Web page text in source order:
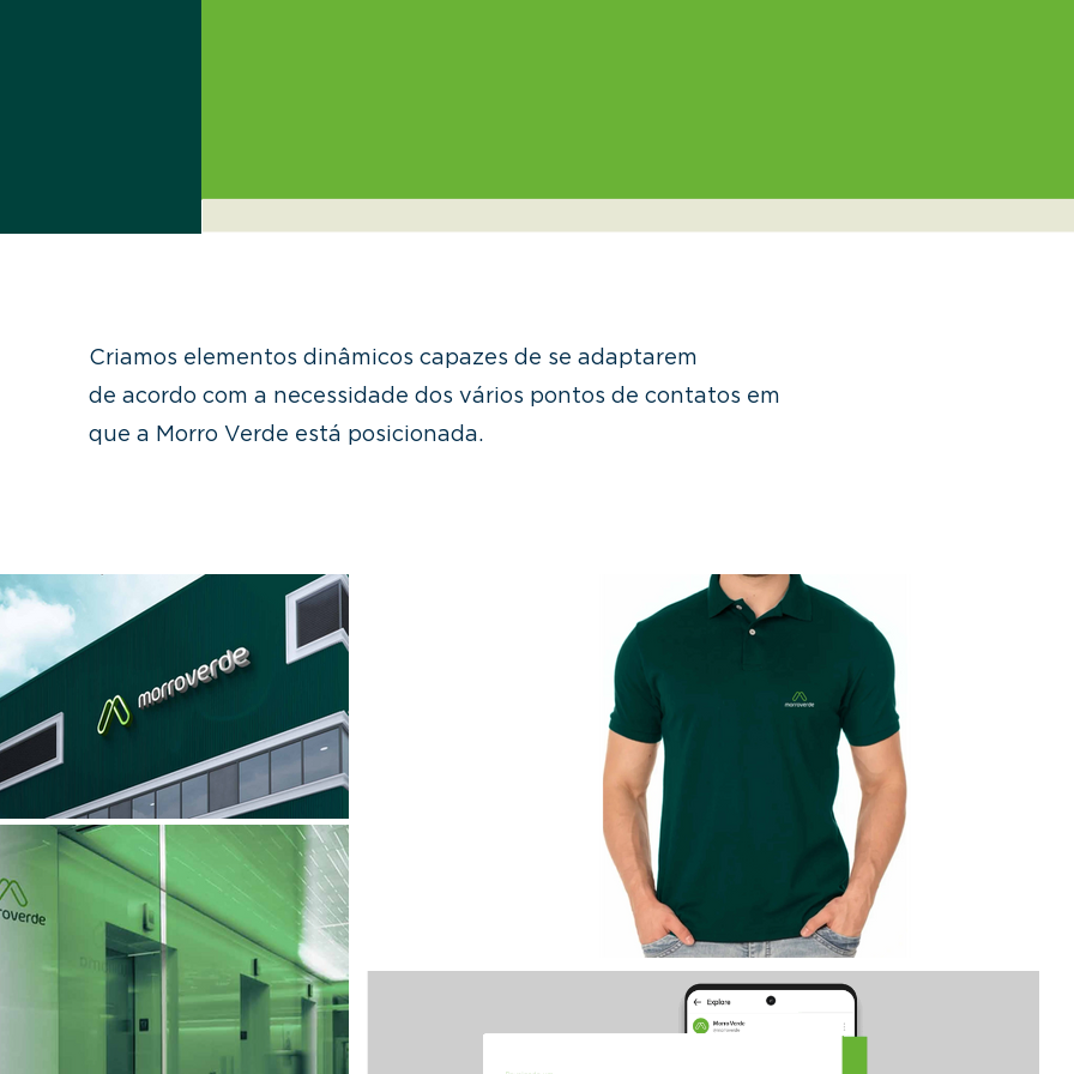
Criamos elementos dinâmicos capazes de se adaptarem
de acordo com a necessidade dos vários pontos de contatos em
que a Morro Verde está posicionada.